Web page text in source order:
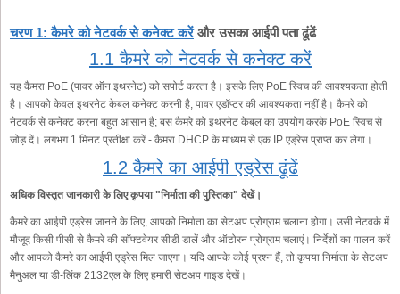
चरण 1: कैमरे को नेटवर्क से कनेक्ट करेंऔर उसका आईपी पता ढूंढें
1.1 कैमरे को नेटवर्क से कनेक्ट करें
यह कैमरा PoE (पावर ऑन इथरनेट) को सपोर्ट करता है। इसके लिए PoE स्विच की आवश्यकता होती
है। आपको केवल इथरनेट केबल कनेक्ट करनी है; पावर एडॉप्टर की आवश्यकता नहीं है। कैमरे को
नेटवर्क से कनेक्ट करना बहुत आसान है; बस कैमरे को इथरनेट केबल का उपयोग करके PoE स्विच से
जोड़ दें। लगभग 1 मिनट प्रतीक्षा करें - कैमरा DHCP के माध्यम से एक IP एड्रेस प्राप्त कर लेगा।
1.2 कैमरे का आईपी एड्रेस ढूंढें
अधिक विस्तृत जानकारी के लिए कृपया "निर्माता की पुस्तिका" देखें।
कैमरे का आईपी एड्रेस जानने के लिए, आपको निर्माता का सेटअप प्रोग्राम चलाना होगा। उसी नेटवर्क में
मौजूद किसी पीसी से कैमरे की सॉफ्टवेयर सीडी डालें और ऑटोरन प्रोग्राम चलाएं। निर्देशों का पालन करें
और आपको कैमरे का आईपी एड्रेस मिल जाएगा। यदि आपके कोई प्रश्न हैं, तो कृपया निर्माता के सेटअप
मैनुअल या डी-लिंक 2132एल के लिए हमारी सेटअप गाइड देखें।